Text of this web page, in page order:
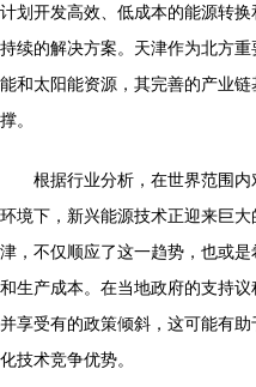
计划开发高效、低成本的能源转
持续的解决方案。天津作为北方
能和太阳能资源，其完善的产业
撑。
根据行业分析，在世界范围
环境下，新兴能源技术正迎来巨
津，不仅顺应了这一趋势，也或
和生产成本。在当地政府的支持
并享受有的政策倾斜，这可能有
化技术竞争优势。